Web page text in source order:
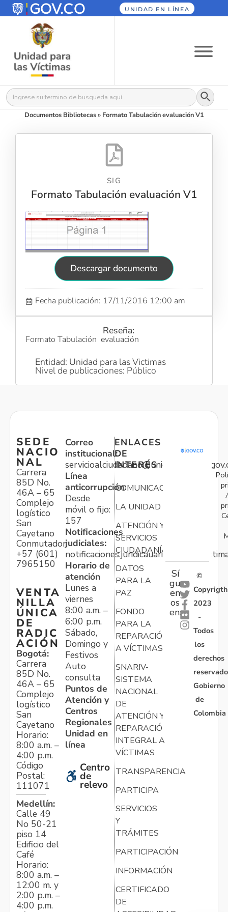
UNIDAD EN LÍNEA
Buscar: Botón
Documentos Bibliotecas» Formato Tabulación evaluación V1
SIG
Formato Tabulación evaluación V1
Descargar documento
Fecha publicación: 17/11/2016 12:00 am
Reseña:
Formato Tabulación evaluación
Entidad: Unidad para las Victimas
Nivel de publicaciones: Público
SEDE
NACIO
NAL
Carrera
85D No.
46A – 65
Complejo
logístico
San
Cayetano
Conmutador:
+57 (601)
7965150
VENTA
NILLA
ÚNICA
DE
RADIC
ACIÓN
Bogotá:
Carrera
85D No.
46A – 65
Complejo
logístico
San
Cayetano
Horario:
8:00 a.m. –
4:00 p.m.
Código
Postal:
111071
Medellín:
Calle 49
No 50-21
piso 14
Edificio del
Café
Horario:
8:00 a.m. –
12:00 m. y
2:00 p.m. –
4:00 p.m.
Correo
institucional:
Línea
anticorrupción:
Desde
móvil o fijo:
157
Notificaciones
judiciales:
Horario de
atención
Lunes a
viernes
8:00 a.m. –
6:00 p.m.
Sábado,
Domingo y
Festivos
Auto
consulta
Puntos de
Atención y
Centros
Regionales
Unidad en
línea
Centro
de
relevo
ENLACES
DE
INTERÉS
COMUNICACIONES
LA UNIDAD
ATENCIÓN Y
SERVICIOS
CIUDADANÍA
DATOS
PARA LA
PAZ
FONDO
PARA LA
REPARACIÓN
A VÍCTIMAS
SNARIV-
SISTEMA
NACIONAL
DE
ATENCIÓN Y
REPARACIÓN
INTEGRAL A
VÍCTIMAS
TRANSPARENCIA
PARTICIPA
SERVICIOS
Y
TRÁMITES
PARTICIPACIÓN
INFORMACIÓN
CERTIFICADO
DE
Sí
gu
en
os
en:
©
Copyrigth
2023
-
Todos
los
derechos
Gobierno
de
Colombia